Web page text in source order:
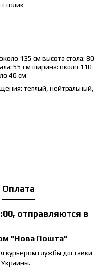
столик
135 см высота стола: 80
55 см ширина: около 110
40 см
теплый, нейтральный,
Оплата
отправляются в
"Нова Пошта"
курьером службы доставки